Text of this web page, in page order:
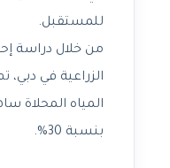
للمستقبل.
من خلال دراسة
الزراعية في
المياه المحلاة
بنسبة 30%.